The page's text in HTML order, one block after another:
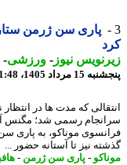
پاری سن ژرمن ستاره
نیوز-ورزشی-
1405، 21:48
که مدت ها در انتظار
رسمی شد؛ مگنس
نیز تا آستانه حضور ...
-پاری سن ژرمن -هافبک